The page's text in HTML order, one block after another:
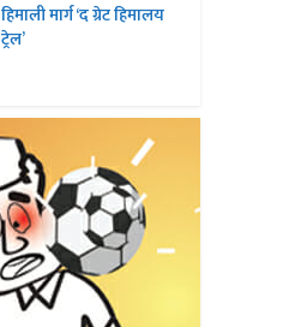
हिमाली मार्ग ‘द ग्रेट हिमालय
ट्रेल’